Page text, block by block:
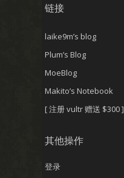
链接
laike9m’s blog
Plum’s Blog
MoeBlog
Makito’s Notebook
[ 注册 vultr 赠送 $300 ]
其他操作
登录